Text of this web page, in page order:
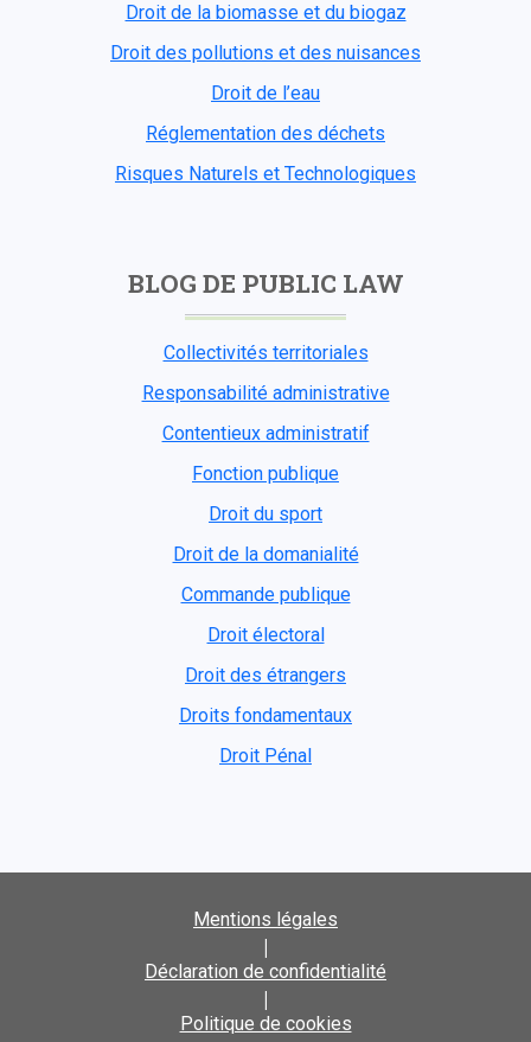
Droit de la biomasse et du biogaz
Droit des pollutions et des nuisances
Droit de l’eau
Réglementation des déchets
Risques Naturels et Technologiques
BLOG DE PUBLIC LAW
Collectivités territoriales
Responsabilité administrative
Contentieux administratif
Fonction publique
Droit du sport
Droit de la domanialité
Commande publique
Droit électoral
Droit des étrangers
Droits fondamentaux
Droit Pénal
Mentions légales
|
Déclaration de confidentialité
|
Politique de cookies